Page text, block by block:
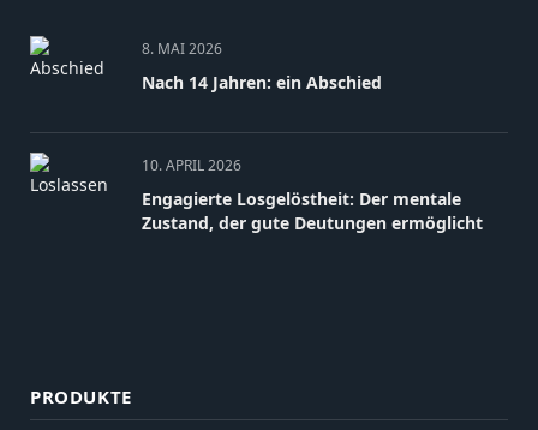
8. MAI 2026
Nach 14 Jahren: ein Abschied
10. APRIL 2026
Engagierte Losgelöstheit: Der mentale
Zustand, der gute Deutungen ermöglicht
PRODUKTE